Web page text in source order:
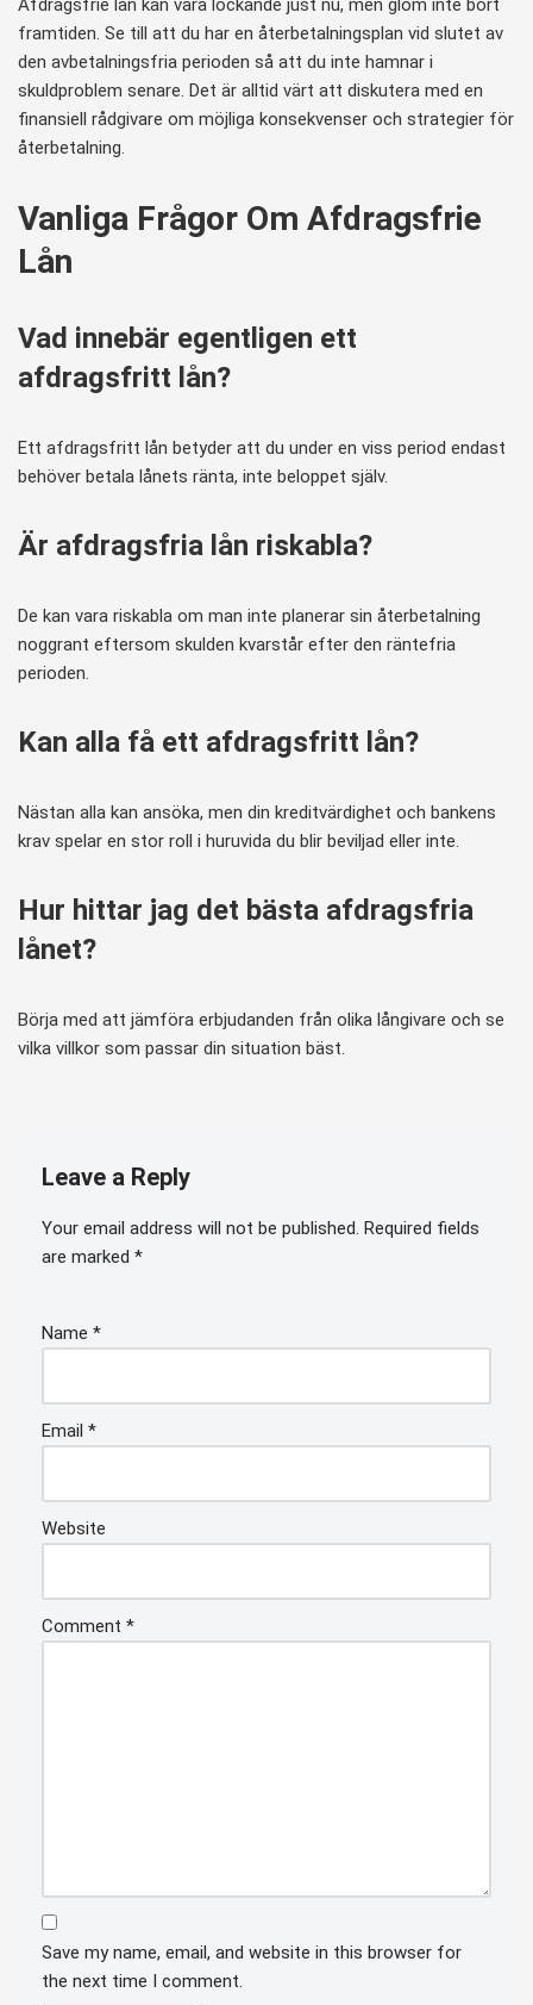
Afdragsfrie lån kan vara lockande just nu, men glöm inte bort
framtiden. Se till att du har en återbetalningsplan vid slutet av
den avbetalningsfria perioden så att du inte hamnar i
skuldproblem senare. Det är alltid värt att diskutera med en
finansiell rådgivare om möjliga konsekvenser och strategier för
återbetalning.
Vanliga Frågor Om Afdragsfrie
Lån
Vad innebär egentligen ett
afdragsfritt lån?
Ett afdragsfritt lån betyder att du under en viss period endast
behöver betala lånets ränta, inte beloppet själv.
Är afdragsfria lån riskabla?
De kan vara riskabla om man inte planerar sin återbetalning
noggrant eftersom skulden kvarstår efter den räntefria
perioden.
Kan alla få ett afdragsfritt lån?
Nästan alla kan ansöka, men din kreditvärdighet och bankens
krav spelar en stor roll i huruvida du blir beviljad eller inte.
Hur hittar jag det bästa afdragsfria
lånet?
Börja med att jämföra erbjudanden från olika långivare och se
vilka villkor som passar din situation bäst.
Leave a Reply
Your email address will not be published. Required fields
are marked *
Name *
Email *
Website
Comment *
Save my name, email, and website in this browser for
the next time I comment.